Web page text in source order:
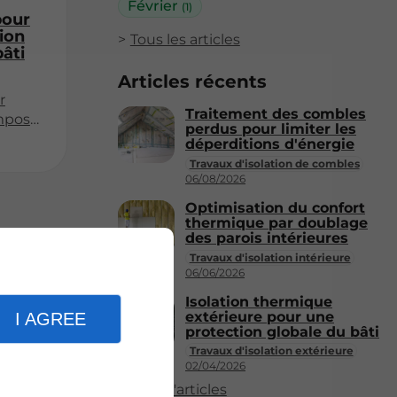
I AGREE
Février (1)
Tous les articles
Articles récents
Travaux d'isolation de combles
06/08/2026
Traitement des combles
perdus pour limiter les
déperditions d'énergie
Travaux d'isolation intérieure
06/06/2026
Optimisation du confort
thermique par doublage
des parois intérieures
Travaux d'isolation extérieure
02/04/2026
Isolation thermique
extérieure pour une
protection globale du bâti
Plus d'articles